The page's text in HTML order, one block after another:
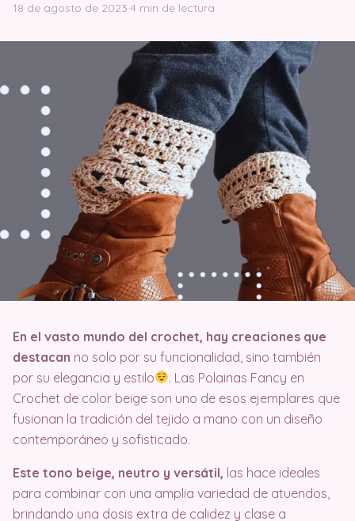
18 de agosto de 2023·4 min de lectura
En el vasto mundo del crochet, hay creaciones que
destacan no solo por su funcionalidad, sino también
por su elegancia y estilo
. Las Polainas Fancy en
Crochet de color beige son uno de esos ejemplares que
fusionan la tradición del tejido a mano con un diseño
contemporáneo y sofisticado.
Este tono beige, neutro y versátil, las hace ideales
para combinar con una amplia variedad de atuendos,
brindando una dosis extra de calidez y clase a